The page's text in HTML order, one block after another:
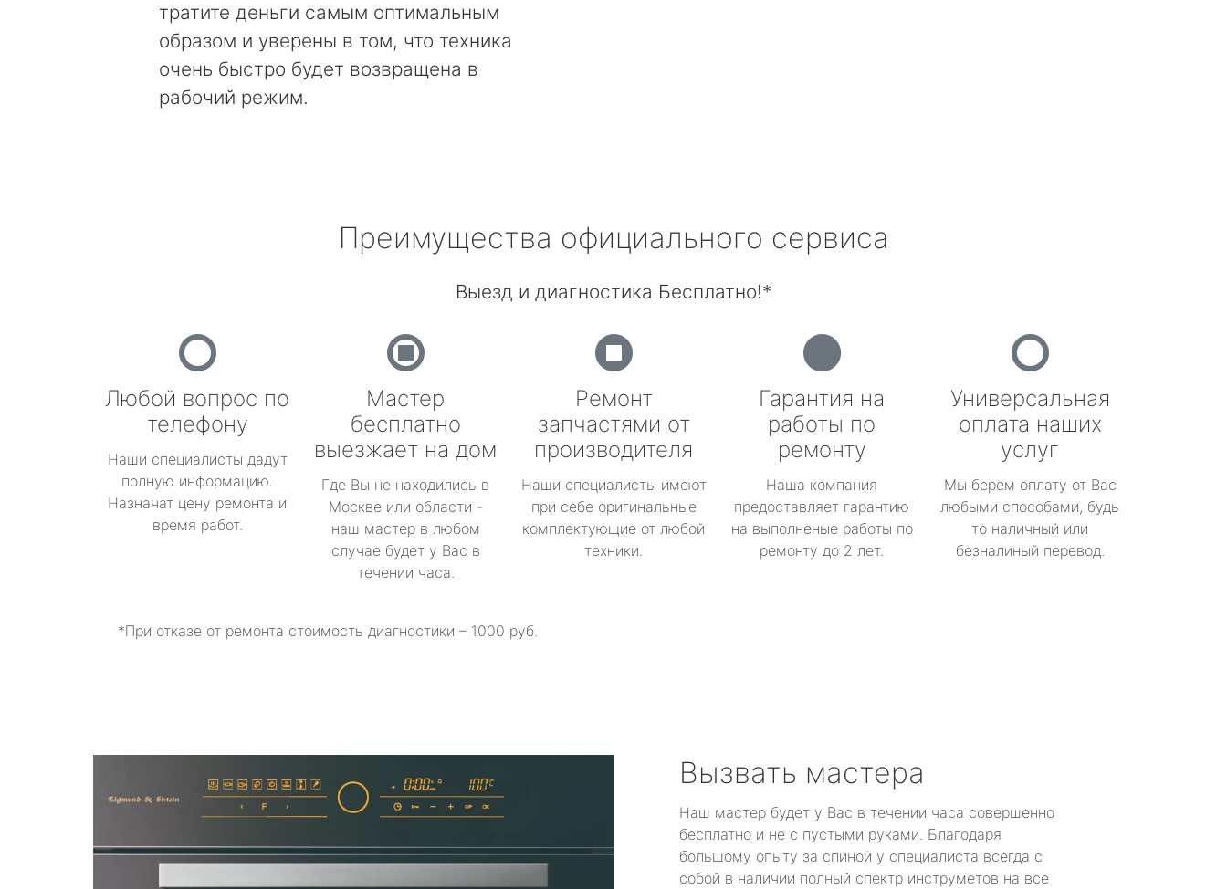
тратите деньги самым оптимальным
образом и уверены в том, что техника
очень быстро будет возвращена в
рабочий режим.
Преимущества официального сервиса
Выезд и диагностика Бесплатно!*
Любой вопрос по
телефону
Наши специалисты дадут
полную информацию.
Назначат цену ремонта и
время работ.
Мастер
бесплатно
выезжает на дом
Где Вы не находились в
Москве или области -
наш мастер в любом
случае будет у Вас в
течении часа.
Ремонт
запчастями от
производителя
Наши специалисты имеют
при себе оригинальные
комплектующие от любой
техники.
Гарантия на
работы по
ремонту
Наша компания
предоставляет гарантию
на выполненые работы по
ремонту до 2 лет.
Универсальная
оплата наших
услуг
Мы берем оплату от Вас
любыми способами, будь
то наличный или
безналиный перевод.
*При отказе от ремонта стоимость диагностики – 1000 руб.
Вызвать мастера
Наш мастер будет у Вас в течении часа совершенно
бесплатно и не с пустыми руками. Благодаря
большому опыту за спиной у специалиста всегда с
собой в наличии полный спектр инструметов на все